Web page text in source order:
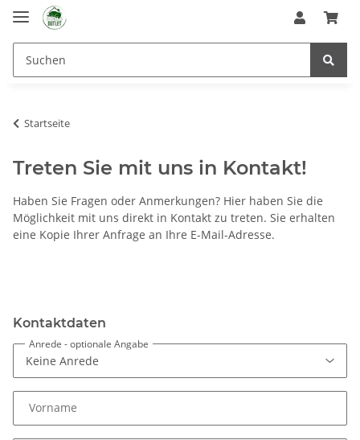
Startseite
Treten Sie mit uns in Kontakt!
Haben Sie Fragen oder Anmerkungen? Hier haben Sie die
Möglichkeit mit uns direkt in Kontakt zu treten. Sie erhalten
eine Kopie Ihrer Anfrage an Ihre E-Mail-Adresse.
Kontaktdaten
Anrede - optionale Angabe
Vorname